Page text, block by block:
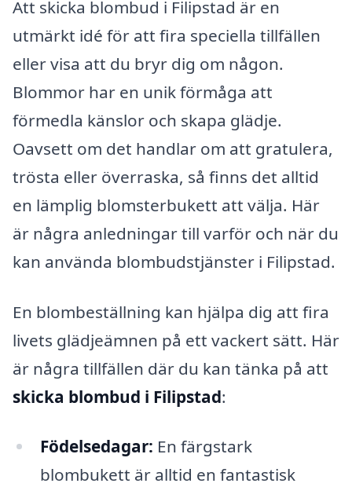
Att skicka blombud i Filipstad är en
utmärkt idé för att fira speciella tillfällen
eller visa att du bryr dig om någon.
Blommor har en unik förmåga att
förmedla känslor och skapa glädje.
Oavsett om det handlar om att gratulera,
trösta eller överraska, så finns det alltid
en lämplig blomsterbukett att välja. Här
är några anledningar till varför och när du
kan använda blombudstjänster i Filipstad.
En blombeställning kan hjälpa dig att fira
livets glädjeämnen på ett vackert sätt. Här
är några tillfällen där du kan tänka på att
skicka blombud i Filipstad:
Födelsedagar: En färgstark
blombukett är alltid en fantastisk